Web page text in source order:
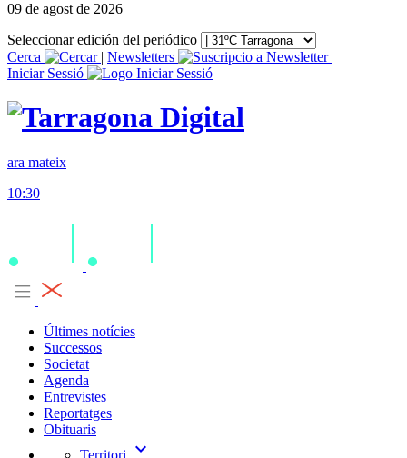
09 de agost de 2026
Seleccionar edición del periódico
Cerca
| Newsletters
|
Iniciar Sessió
ara mateix
10:30
Últimes notícies
Successos
Societat
Agenda
Entrevistes
Reportatges
Obituaris
Territori
expand_more